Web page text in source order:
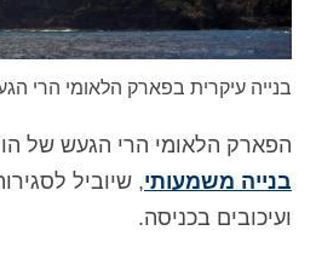
Dansk
(דנית)
Nederlands
(הולנדית)
English
(אנגלית)
Eesti
(אסטונית)
בנייה עיקרית בפארק הלאומי הרי
הפארק הלאומי הרי הגעש של
בנייה משמעותי, שיוביל
ועיכובים בכניסה.